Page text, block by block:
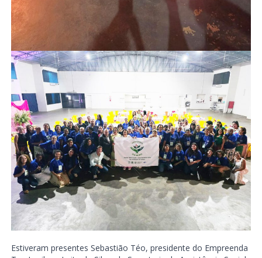
Estiveram presentes Sebastião Téo, presidente do Empreenda